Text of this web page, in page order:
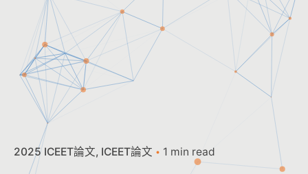
2025 ICEET論文 ICEET論文 1 min read